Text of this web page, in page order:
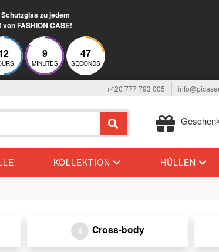
zu jedem
von FASHION CASE!
9
MINUTES
47
SECONDS
+420 777 793 005
KOLLEKTION HÜLLEN
6 Cross-body